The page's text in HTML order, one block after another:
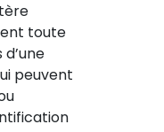
toute
peuvent